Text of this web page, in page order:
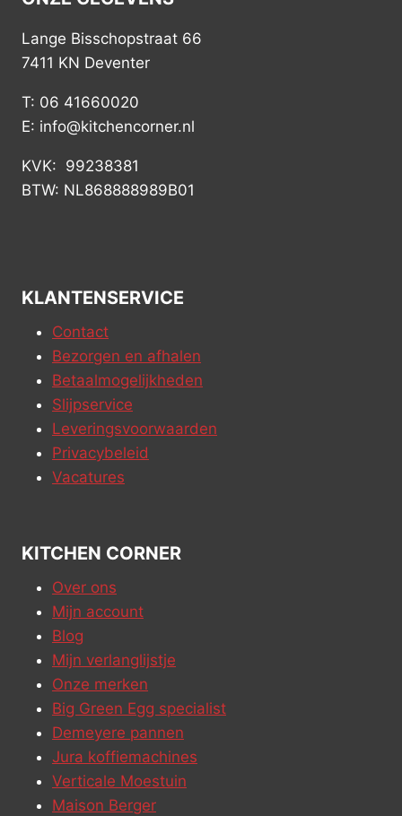
Lange Bisschopstraat 66
7411 KN Deventer
T: 06 41660020
E: info@kitchencorner.nl
KVK: 99238381
BTW: NL868888989B01
KLANTENSERVICE
Contact
Bezorgen en afhalen
Betaalmogelijkheden
Slijpservice
Leveringsvoorwaarden
Privacybeleid
Vacatures
KITCHEN CORNER
Over ons
Mijn account
Blog
Mijn verlanglijstje
Onze merken
Big Green Egg specialist
Demeyere pannen
Jura koffiemachines
Verticale Moestuin
Maison Berger